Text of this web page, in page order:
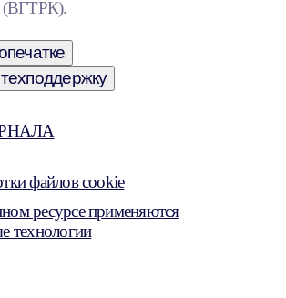
(ВГТРК).
файлов cookie
ресурсе применяются
технологии